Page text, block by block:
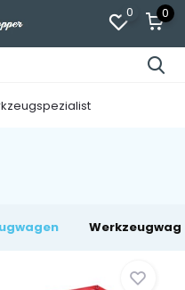
0 0